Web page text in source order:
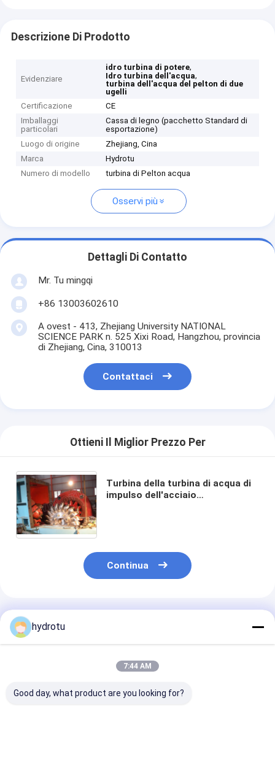
Descrizione Di Prodotto
Evidenziare
idro turbina di potere,
Idro turbina dell'acqua,
turbina dell'acqua del pelton di due
ugelli
Certificazione
CE
Imballaggi
particolari
Cassa di legno (pacchetto Standard di
esportazione)
Luogo di origine
Zhejiang, Cina
Marca
Hydrotu
Numero di modello
turbina di Pelton acqua
Osservi più
Dettagli Di Contatto
Mr. Tu mingqi
+86 13003602610
A ovest - 413, Zhejiang University NATIONAL
SCIENCE PARK n. 525 Xixi Road, Hangzhou, provincia
di Zhejiang, Cina, 310013
Contattaci
Ottieni Il Miglior Prezzo Per
Turbina della turbina di acqua di
impulso dell'acciaio
Continua
Prodotti Raccomandati
hydrotu
7:44 AM
Good day, what product are you looking for?